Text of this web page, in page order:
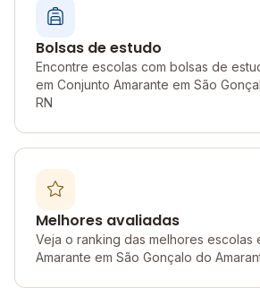
Bolsas de estudo
Encontre escolas com bolsas de
em Conjunto Amarante em São
RN
Melhores avaliadas
Veja o ranking das melhores escolas
Amarante em São Gonçalo do